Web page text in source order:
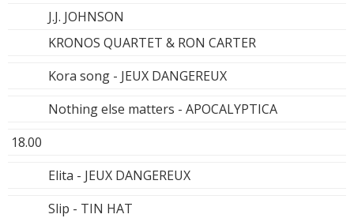
J.J. JOHNSON
KRONOS QUARTET & RON CARTER
Kora song - JEUX DANGEREUX
Nothing else matters - APOCALYPTICA
18.00
Elita - JEUX DANGEREUX
Slip - TIN HAT